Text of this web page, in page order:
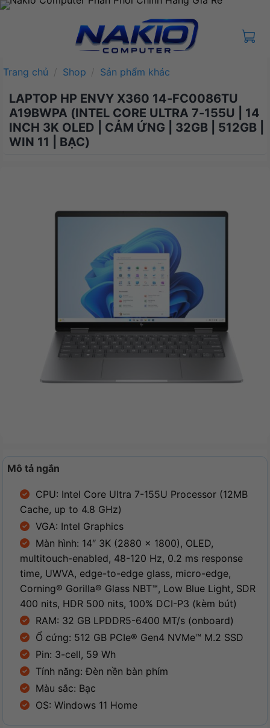
Bỏ
Trang chủ / Shop / Sản phẩm khác
LAPTOP HP ENVY X360 14-FC0086TU
A19BWPA (INTEL CORE ULTRA 7-155U | 14
INCH 3K OLED | CẢM ỨNG | 32GB | 512GB |
WIN 11 | BẠC)
Mô tả ngắn
CPU: Intel Core Ultra 7-155U Processor (12MB
Cache, up to 4.8 GHz)
VGA: Intel Graphics
Màn hình: 14″ 3K (2880 x 1800), OLED,
multitouch-enabled, 48-120 Hz, 0.2 ms response
time, UWVA, edge-to-edge glass, micro-edge,
Corning® Gorilla® Glass NBT™, Low Blue Light, SDR
400 nits, HDR 500 nits, 100% DCI-P3 (kèm bút)
RAM: 32 GB LPDDR5-6400 MT/s (onboard)
Ổ cứng: 512 GB PCIe® Gen4 NVMe™ M.2 SSD
Pin: 3-cell, 59 Wh
Tính năng: Đèn nền bàn phím
Màu sắc: Bạc
OS: Windows 11 Home